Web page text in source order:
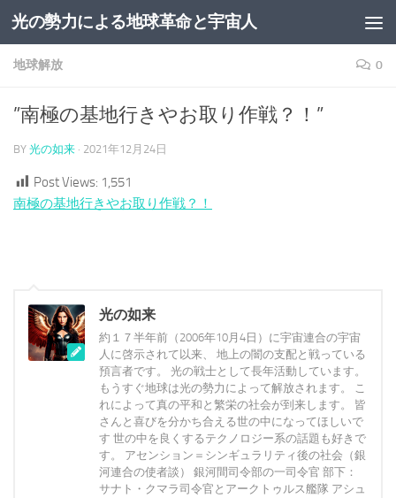
コンテンツへスキップ
光の勢力による地球革命と宇宙人
地球解放 0
”南極の基地行きやお取り作戦？！”
BY 光の如来 · 2021年12月24日
Post Views: 1,551
南極の基地行きやお取り作戦？！
光の如来
約１７半年前（2006年10月4日）に宇宙連合の宇宙
人に啓示されて以来、 地上の闇の支配と戦っている
預言者です。 光の戦士として長年活動しています。
もうすぐ地球は光の勢力によって解放されます。 こ
れによって真の平和と繁栄の社会が到来します。 皆
さんと喜びを分かち合える世の中になってほしいで
す 世の中を良くするテクノロジー系の話題も好きで
す。 アセンション＝シンギュラリティ後の社会（銀
河連合の使者談） 銀河間司令部の一司令官 部下：
サナト・クマラ司令官とアークトゥルス艦隊 アシュ